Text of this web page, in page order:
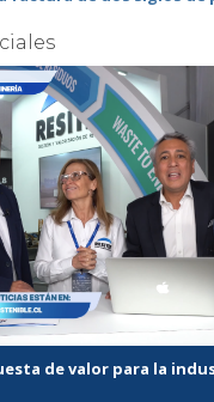
de valor para la